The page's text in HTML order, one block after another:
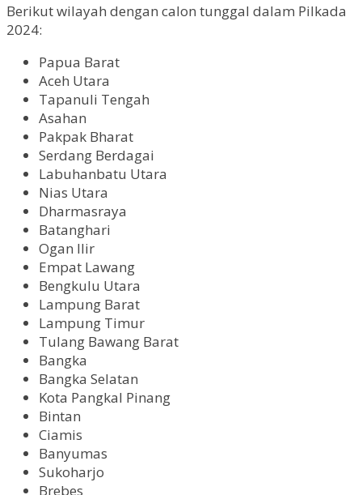
Berikut wilayah dengan calon tunggal dalam Pilkada
2024:
Papua Barat
Aceh Utara
Tapanuli Tengah
Asahan
Pakpak Bharat
Serdang Berdagai
Labuhanbatu Utara
Nias Utara
Dharmasraya
Batanghari
Ogan Ilir
Empat Lawang
Bengkulu Utara
Lampung Barat
Lampung Timur
Tulang Bawang Barat
Bangka
Bangka Selatan
Kota Pangkal Pinang
Bintan
Ciamis
Banyumas
Sukoharjo
Brebes